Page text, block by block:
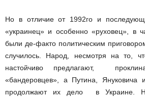
Но в отличие от 1992­го и
«украинец» и особенно «руховец», в
были де­-факто политическим
случилось. Народ, несмотря на то,
настойчиво предлагают,
«бандеровцев», а Путина,
продолжают их дело в Украине.